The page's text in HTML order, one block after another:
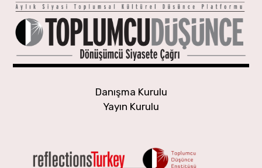
Skip
content
Danışma Kurulu
Yayın Kurulu